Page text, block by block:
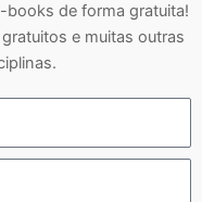
books de forma gratuita!
e muitas outras